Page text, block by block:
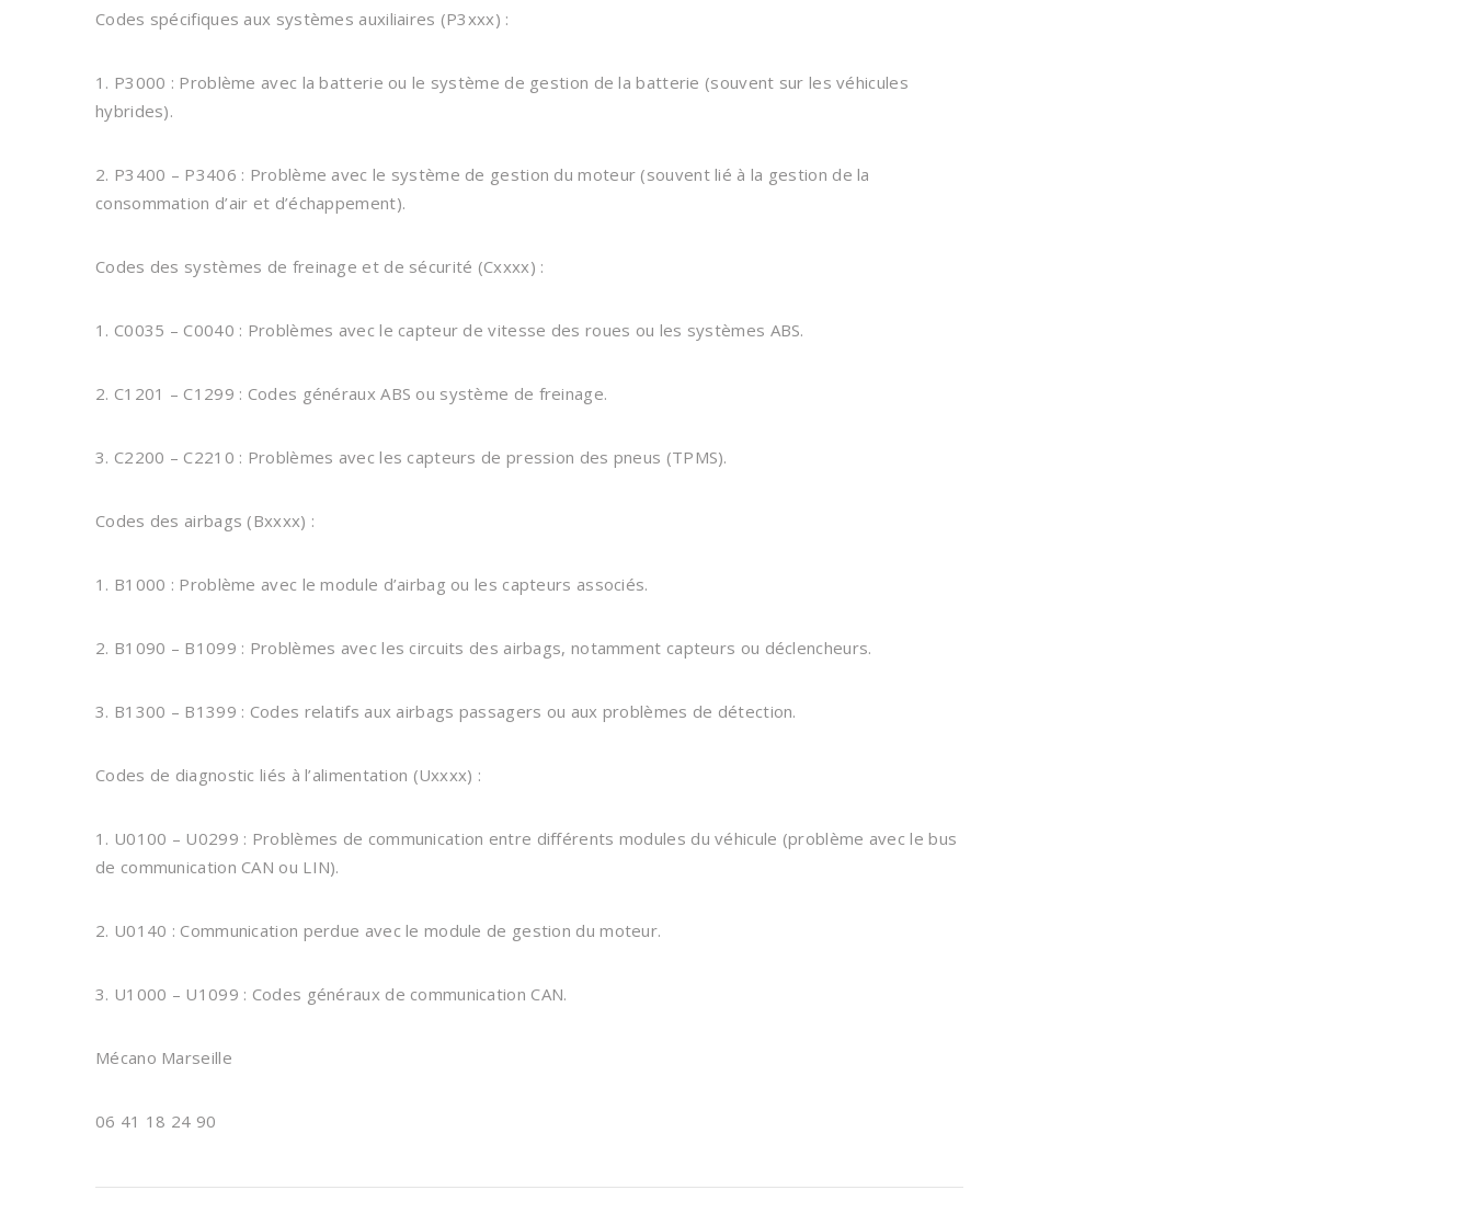
Codes spécifiques aux systèmes auxiliaires (P3xxx) :
1. P3000 : Problème avec la batterie ou le système de gestion de la batterie (souvent sur les véhicules
hybrides).
2. P3400 – P3406 : Problème avec le système de gestion du moteur (souvent lié à la gestion de la
consommation d’air et d’échappement).
Codes des systèmes de freinage et de sécurité (Cxxxx) :
1. C0035 – C0040 : Problèmes avec le capteur de vitesse des roues ou les systèmes ABS.
2. C1201 – C1299 : Codes généraux ABS ou système de freinage.
3. C2200 – C2210 : Problèmes avec les capteurs de pression des pneus (TPMS).
Codes des airbags (Bxxxx) :
1. B1000 : Problème avec le module d’airbag ou les capteurs associés.
2. B1090 – B1099 : Problèmes avec les circuits des airbags, notamment capteurs ou déclencheurs.
3. B1300 – B1399 : Codes relatifs aux airbags passagers ou aux problèmes de détection.
Codes de diagnostic liés à l’alimentation (Uxxxx) :
1. U0100 – U0299 : Problèmes de communication entre différents modules du véhicule (problème avec le bus
de communication CAN ou LIN).
2. U0140 : Communication perdue avec le module de gestion du moteur.
3. U1000 – U1099 : Codes généraux de communication CAN.
Mécano Marseille
06 41 18 24 90